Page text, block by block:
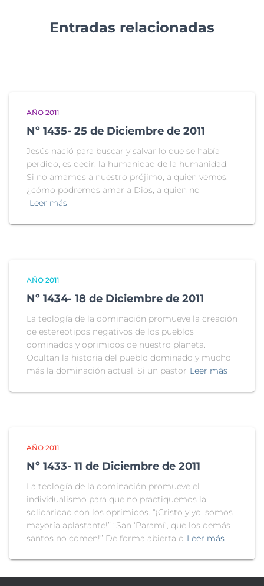
Entradas relacionadas
AÑO 2011
Nº 1435- 25 de Diciembre de 2011
Jesús nació para buscar y salvar lo que se había
perdido, es decir, la humanidad de la humanidad.
Si no amamos a nuestro prójimo, a quien vemos,
¿cómo podremos amar a Dios, a quien no
Leer más
AÑO 2011
Nº 1434- 18 de Diciembre de 2011
La teología de la dominación promueve la creación
de estereotipos negativos de los pueblos
dominados y oprimidos de nuestro planeta.
Ocultan la historia del pueblo dominado y mucho
más la dominación actual. Si un pastor Leer más
AÑO 2011
Nº 1433- 11 de Diciembre de 2011
La teología de la dominación promueve el
individualismo para que no practiquemos la
solidaridad con los oprimidos. “¡Cristo y yo, somos
mayoría aplastante!” “San ‘Paramí’, que los demás
santos no comen!” De forma abierta o Leer más